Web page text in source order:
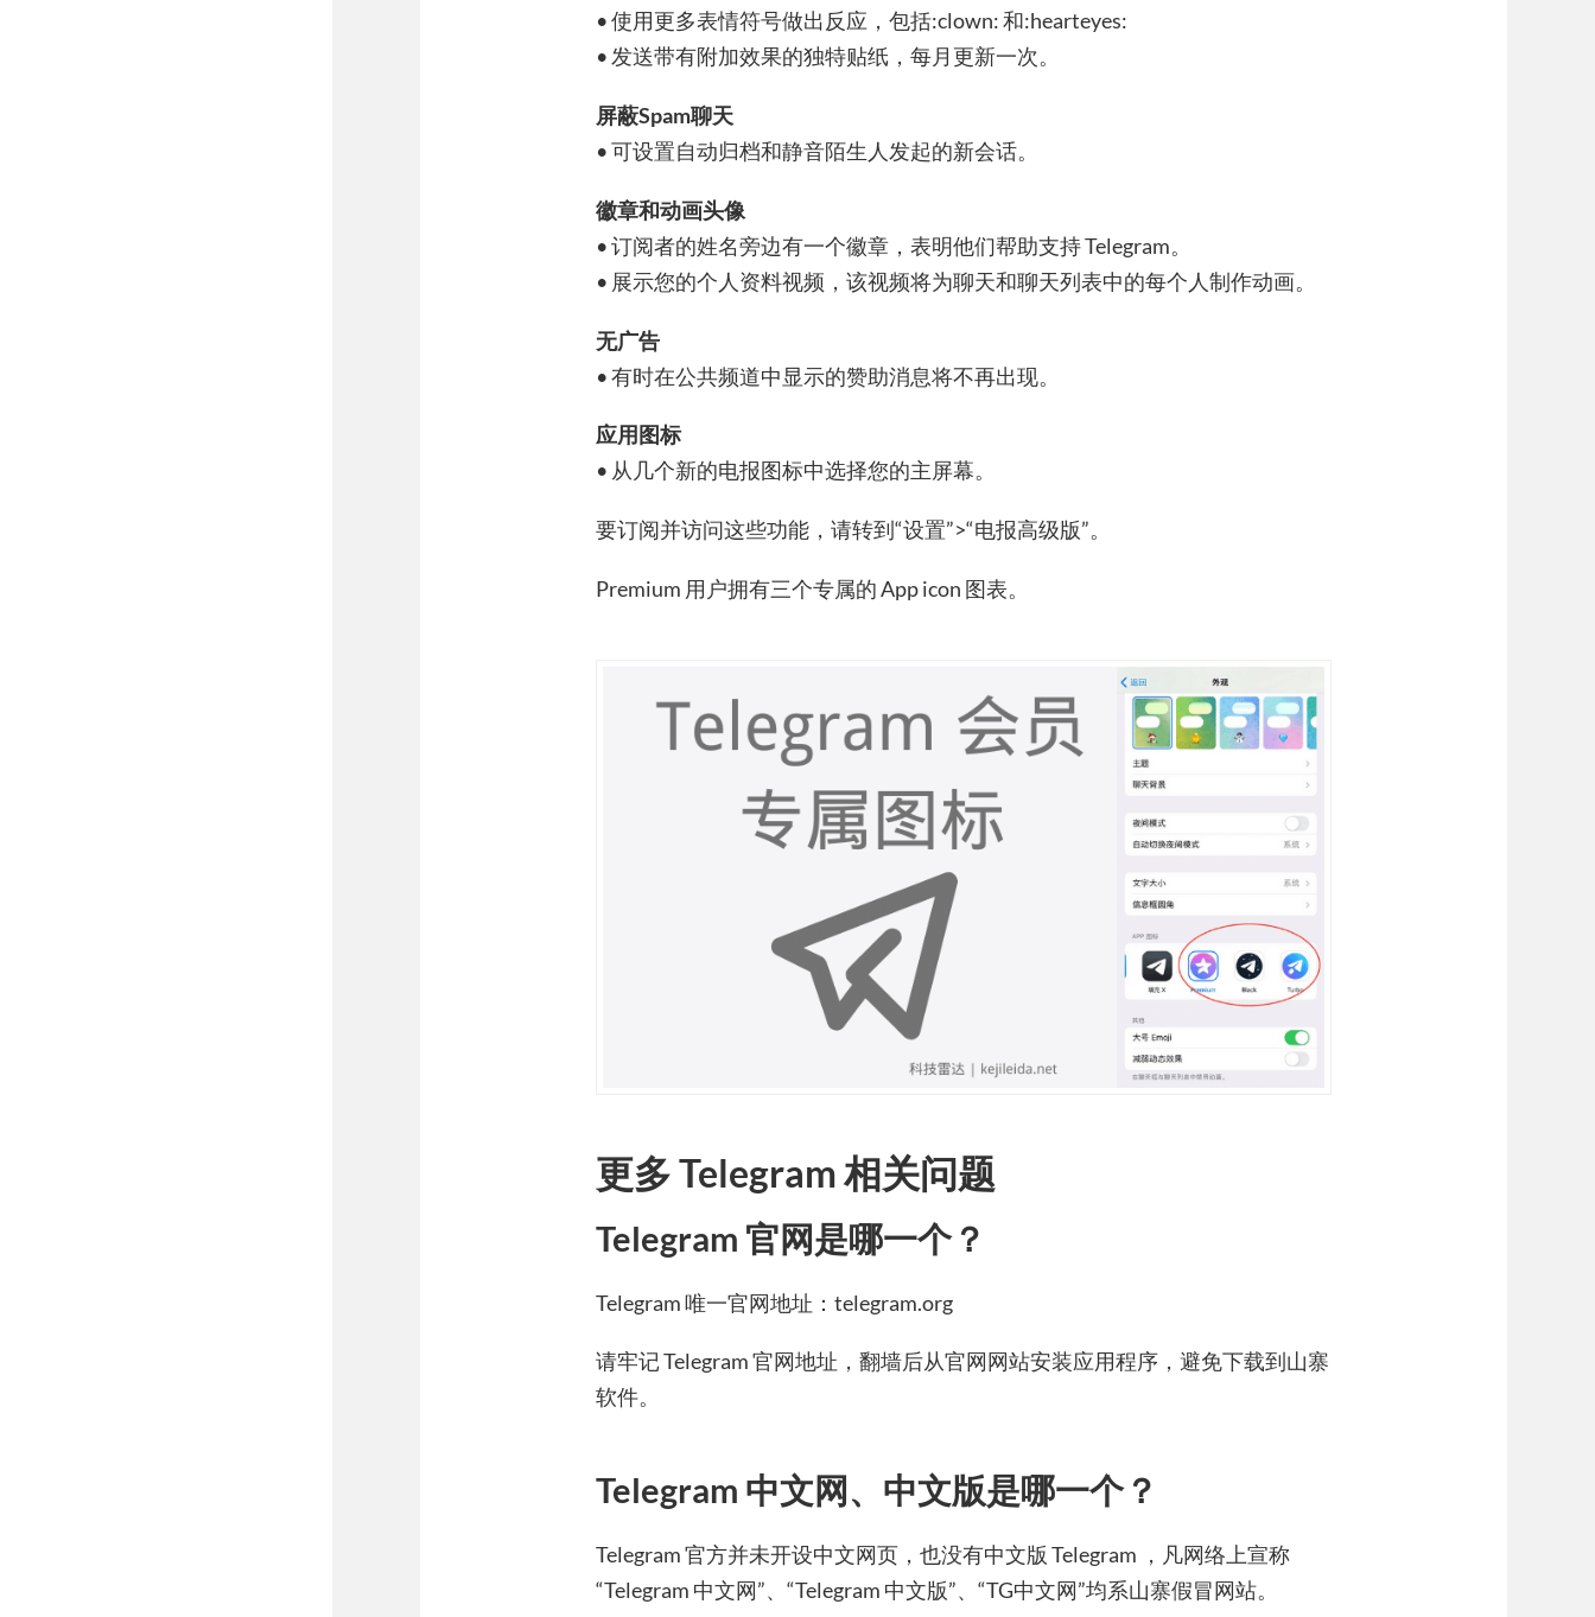
• 使用更多表情符号做出反应，包括:clown: 和:hearteyes:
• 发送带有附加效果的独特贴纸，每月更新一次。
屏蔽Spam聊天
• 可设置自动归档和静音陌生人发起的新会话。
徽章和动画头像
• 订阅者的姓名旁边有一个徽章，表明他们帮助支持 Telegram。
• 展示您的个人资料视频，该视频将为聊天和聊天列表中的每个人制作动画。
无广告
• 有时在公共频道中显示的赞助消息将不再出现。
应用图标
• 从几个新的电报图标中选择您的主屏幕。
要订阅并访问这些功能，请转到“设置”>“电报高级版”。
Premium 用户拥有三个专属的 App icon 图表。
更多 Telegram 相关问题
Telegram 官网是哪一个？
Telegram 唯一官网地址：telegram.org
请牢记 Telegram 官网地址，翻墙后从官网网站安装应用程序，避免下载到山寨
软件。
Telegram 中文网、中文版是哪一个？
Telegram 官方并未开设中文网页，也没有中文版 Telegram ，凡网络上宣称
“Telegram 中文网”、“Telegram 中文版”、“TG中文网”均系山寨假冒网站。